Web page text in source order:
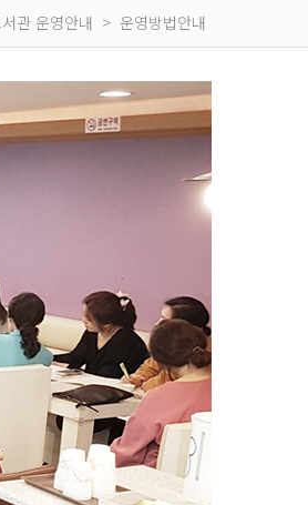
관 운영안내 > 운영방법안내